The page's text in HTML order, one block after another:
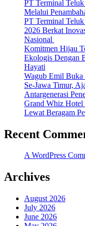
PT Terminal
Melalui
PT Terminal
2026 Berkat
Nasional
Komitmen Hijau
Ekologis Dengan
Hayati
Wagub Emil
Se-Jawa Timur,
Antargenerasi
Grand Whiz Hotel
Lewat Beragam
Recent
A WordPress
Archives
August 2026
July 2026
June 2026